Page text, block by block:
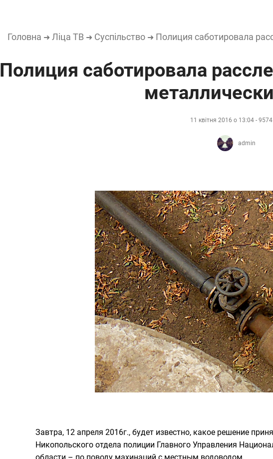
Головна ➜ Ліца ТВ➜ Суспільство➜ Полиция саботировала
Полиция саботировала
11 квітня 2016 о 13:04 - 9574
admin
Завтра, 12 апреля 2016г., будет известно, какое решение
Никопольского отдела полиции Главного Управления